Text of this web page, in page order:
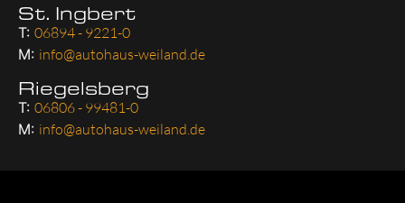
St. Ingbert
T: 06894 - 9221-0
M: info@autohaus-weiland.de
Riegelsberg
T: 06806 - 99481-0
M: info@autohaus-weiland.de